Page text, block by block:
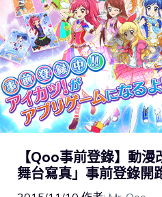
【Qoo事前登錄】動
舞台寫真」事前登錄開